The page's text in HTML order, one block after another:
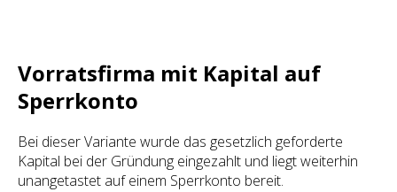
Vorratsfirma mit Kapital auf
Sperrkonto
Bei dieser Variante wurde das gesetzlich geforderte
Kapital bei der Gründung eingezahlt und liegt weiterhin
unangetastet auf einem Sperrkonto bereit.